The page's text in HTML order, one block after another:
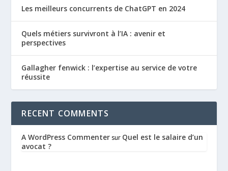
Les meilleurs concurrents de ChatGPT en 2024
Quels métiers survivront à l’IA : avenir et
perspectives
Gallagher fenwick : l’expertise au service de votre
réussite
RECENT COMMENTS
A WordPress Commenter sur Quel est le salaire d’un
avocat ?